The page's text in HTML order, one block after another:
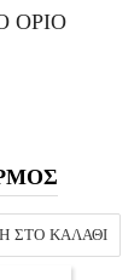
ΟΡΙΟ
ΣΤΟ ΚΑΛΆΘΙ